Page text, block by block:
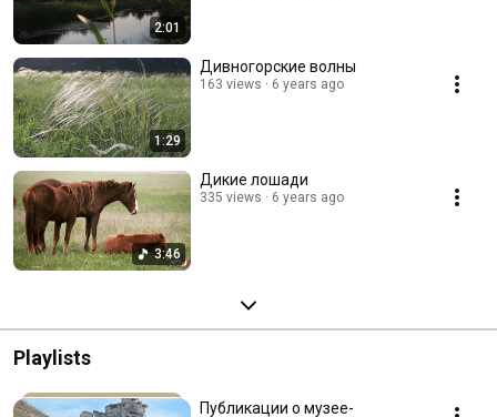
2:01
1:29
Дивногорские волны
163 views 6 years ago
3:46
Дикие лошади
335 views 6 years ago
Playlists
Публикации о музее-